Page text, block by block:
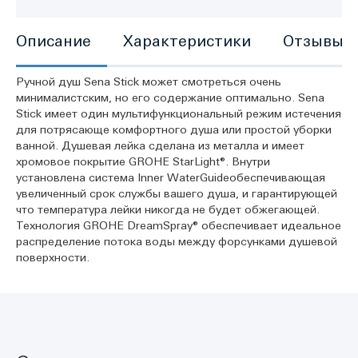
Описание
Ручной душ Sena Stick может смотреться очень
минималистским, но его содержание оптимально. Sena
Stick имеет один мультифункциональный режим истечения
для потрясающе комфортного душа или простой уборки
ванной. Душевая лейка сделана из металла и имеет
хромовое покрытие GROHE StarLight®. Внутри
установлена система Inner WaterGuideобеспечивающая
увеличенный срок службы вашего душа, и гарантирующей
что температура лейки никогда не будет обжегающей.
Технология GROHE DreamSpray® обеспечивает идеальное
распределение потока воды между форсунками душевой
поверхности.
Характеристики Отзывы